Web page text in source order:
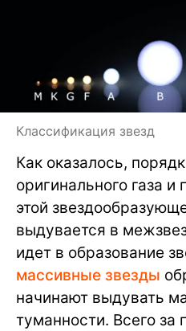
Классификация звезд
Как оказалось,
оригинального газа
этой
выдувается в
идет в образование
массивные звезды
начинают выдувать
туманности. Всего за